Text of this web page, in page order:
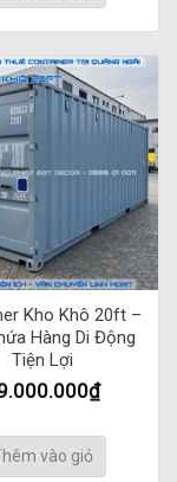
Kho Khô 20ft –
Hàng Di Động
Tiện Lợi
₫
vào giỏ